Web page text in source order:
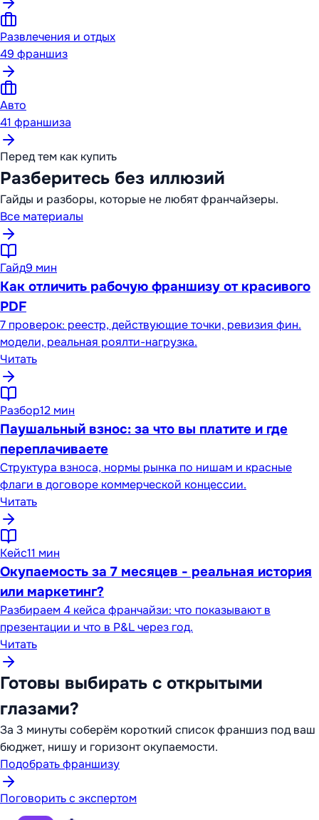
Развлечения и отдых
49 франшиз
Авто
41 франшиза
Перед тем как купить
Разберитесь без иллюзий
Гайды и разборы, которые не любят франчайзеры.
Все материалы
Гайд9 мин
Как отличить рабочую франшизу от красивого
PDF
7 проверок: реестр, действующие точки, ревизия фин.
модели, реальная роялти-нагрузка.
Читать
Разбор12 мин
Паушальный взнос: за что вы платите и где
переплачиваете
Структура взноса, нормы рынка по нишам и красные
флаги в договоре коммерческой концессии.
Читать
Кейс11 мин
Окупаемость за 7 месяцев - реальная история
или маркетинг?
Разбираем 4 кейса франчайзи: что показывают в
презентации и что в P&L через год.
Читать
Готовы выбирать с открытыми
глазами?
За 3 минуты соберём короткий список франшиз под ваш
бюджет, нишу и горизонт окупаемости.
Подобрать франшизу
Поговорить с экспертом